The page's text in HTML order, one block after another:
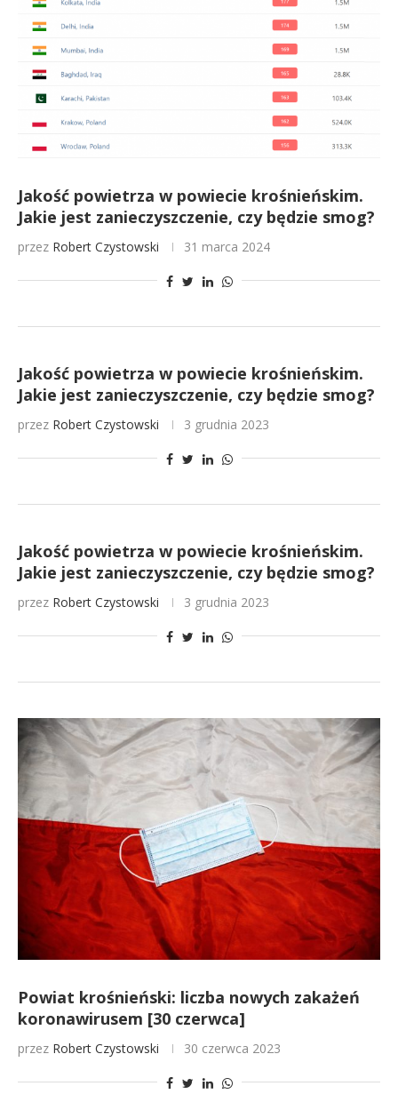
Jakość powietrza w powiecie krośnieńskim.
Jakie jest zanieczyszczenie, czy będzie smog?
przez Robert Czystowski 31 marca 2024
Jakość powietrza w powiecie krośnieńskim.
Jakie jest zanieczyszczenie, czy będzie smog?
przez Robert Czystowski 3 grudnia 2023
Jakość powietrza w powiecie krośnieńskim.
Jakie jest zanieczyszczenie, czy będzie smog?
przez Robert Czystowski 3 grudnia 2023
Powiat krośnieński: liczba nowych zakażeń
koronawirusem [30 czerwca]
przez Robert Czystowski 30 czerwca 2023